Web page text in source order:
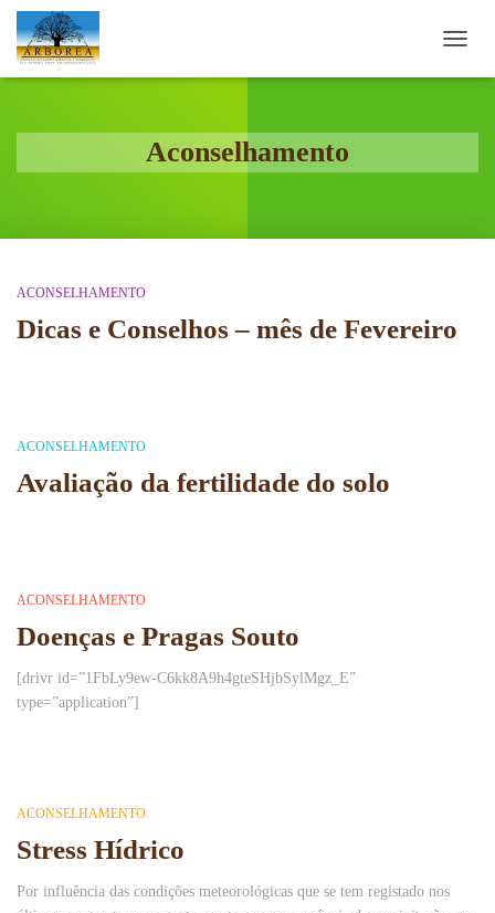
A
Aconselhamento
ACONSELHAMENTO
Dicas e Conselhos – mês de Fevereiro
ACONSELHAMENTO
Avaliação da fertilidade do solo
ACONSELHAMENTO
Doenças e Pragas Souto
[drivr id=”1FbLy9ew-C6kk8A9h4gteSHjbSylMgz_E”
type=”application”]
ACONSELHAMENTO
Stress Hídrico
Por influência das condições meteorológicas que se tem registado nos